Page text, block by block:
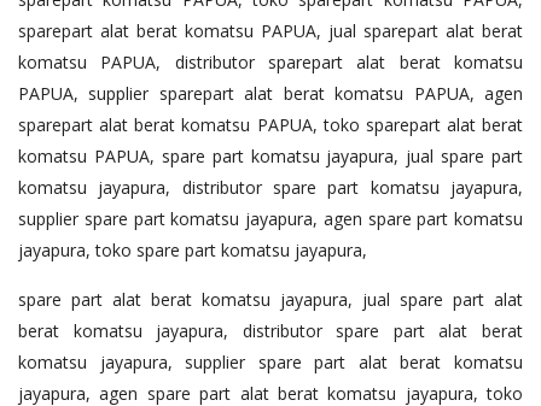
sparepart alat berat komatsu PAPUA, jual sparepart alat berat
komatsu PAPUA, distributor sparepart alat berat komatsu
PAPUA, supplier sparepart alat berat komatsu PAPUA, agen
sparepart alat berat komatsu PAPUA, toko sparepart alat berat
komatsu PAPUA, spare part komatsu jayapura, jual spare part
komatsu jayapura, distributor spare part komatsu jayapura,
supplier spare part komatsu jayapura, agen spare part komatsu
jayapura, toko spare part komatsu jayapura,
spare part alat berat komatsu jayapura, jual spare part alat
berat komatsu jayapura, distributor spare part alat berat
komatsu jayapura, supplier spare part alat berat komatsu
jayapura, agen spare part alat berat komatsu jayapura, toko